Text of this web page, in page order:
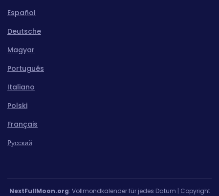
Español
Deutsche
Magyar
Português
Italiano
Polski
Français
Pусский
NextFullMoon.org: Vollmondkalender für jedes Datum | Copyright